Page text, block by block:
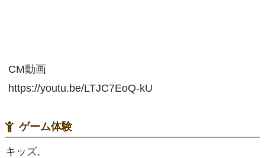
CM動画
https://youtu.be/LTJC7EoQ-kU
ゲーム体験
キッズ,